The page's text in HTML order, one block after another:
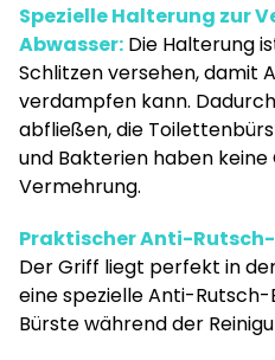
Spezielle Halterung zur
Abwasser: Die Halterung
Schlitzen versehen, damit
verdampfen kann.
abfließen, die
und Bakterien haben
Vermehrung.
Praktischer Anti-
Der Griff liegt perfekt in
eine spezielle Anti-
Bürste während der